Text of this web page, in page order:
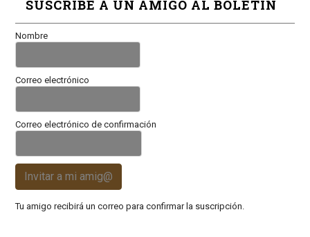
SUSCRIBE A UN AMIGO AL BOLETÍN
Nombre
Correo electrónico
Correo electrónico de confirmación
Invitar a mi amig@
Tu amigo recibirá un correo para confirmar la suscripción.